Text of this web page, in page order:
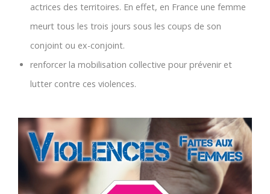
actrices des territoires. En effet, en France une femme
meurt tous les trois jours sous les coups de son
conjoint ou ex-conjoint.
renforcer la mobilisation collective pour prévenir et
lutter contre ces violences.